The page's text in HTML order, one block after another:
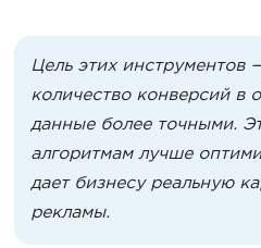
Цель этих инструментов
количество конверсий в
данные более точными.
алгоритмам лучше
дает бизнесу реальную
рекламы.